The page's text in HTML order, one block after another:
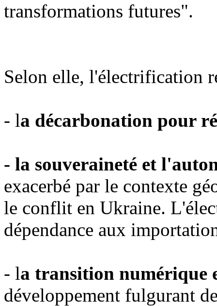
transformations futures".
Selon elle, l'électrification
- la décarbonation pour
- la souveraineté et
exacerbé par le contexte
le conflit en Ukraine.
dépendance aux
- la transition numérique
développement fulgurant